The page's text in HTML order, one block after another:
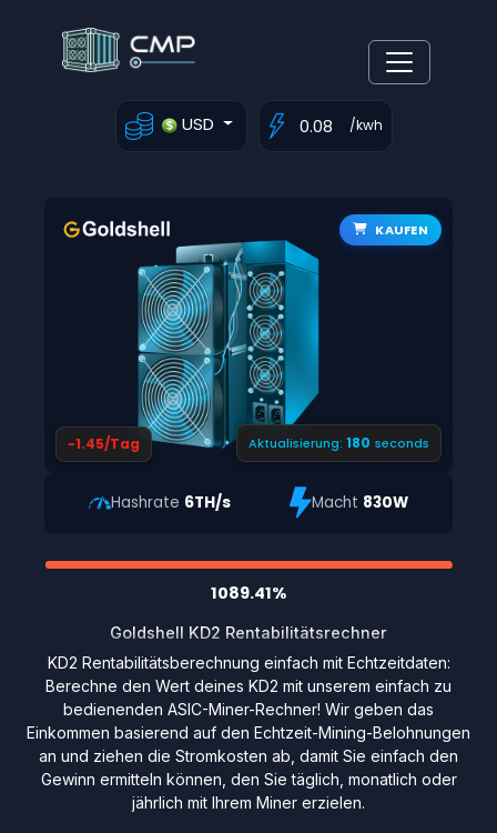
USD /kwh
KAUFEN
-1.45/Tag Aktualisierung:179 seconds
Hashrate 6TH/s Macht 830W
1089.41%
Goldshell KD2 Rentabilitätsrechner
KD2 Rentabilitätsberechnung einfach mit Echtzeitdaten:
Berechne den Wert deines KD2 mit unserem einfach zu
bedienenden ASIC-Miner-Rechner! Wir geben das
Einkommen basierend auf den Echtzeit-Mining-Belohnungen
an und ziehen die Stromkosten ab, damit Sie einfach den
Gewinn ermitteln können, den Sie täglich, monatlich oder
jährlich mit Ihrem Miner erzielen.